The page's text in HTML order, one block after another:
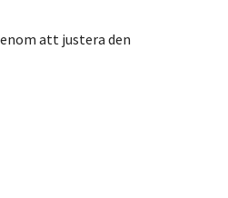
att justera den